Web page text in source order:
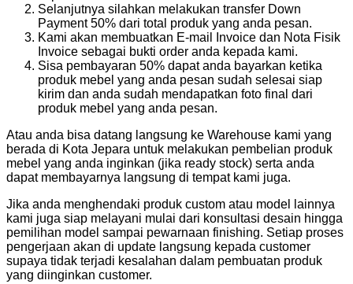
Selanjutnya silahkan melakukan transfer Down
Payment 50% dari total produk yang anda pesan.
Kami akan membuatkan E-mail Invoice dan Nota Fisik
Invoice sebagai bukti order anda kepada kami.
Sisa pembayaran 50% dapat anda bayarkan ketika
produk mebel yang anda pesan sudah selesai siap
kirim dan anda sudah mendapatkan foto final dari
produk mebel yang anda pesan.
Atau anda bisa datang langsung ke Warehouse kami yang
berada di Kota Jepara untuk melakukan pembelian produk
mebel yang anda inginkan (jika ready stock) serta anda
dapat membayarnya langsung di tempat kami juga.
Jika anda menghendaki produk custom atau model lainnya
kami juga siap melayani mulai dari konsultasi desain hingga
pemilihan model sampai pewarnaan finishing. Setiap proses
pengerjaan akan di update langsung kepada customer
supaya tidak terjadi kesalahan dalam pembuatan produk
yang diinginkan customer.